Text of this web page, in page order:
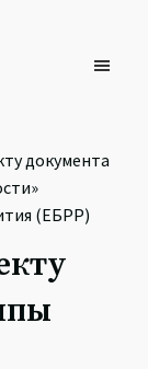
документа
(ЕБРР)